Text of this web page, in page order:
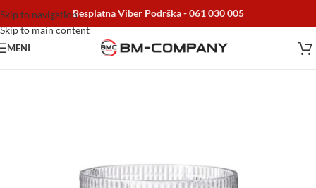
Skip to navigation
Skip to main content
Besplatna Viber Podrška -061 030 005
MENI